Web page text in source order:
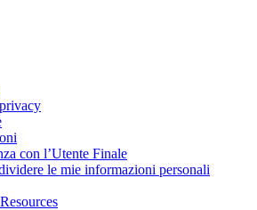
con l’Utente Finale
le mie informazioni personali